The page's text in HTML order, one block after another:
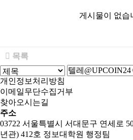
게시물이 없습
목록
개인정보처리방침
이메일무단수집거부
찾아오시는길
주소
03722 서울특별시 서대문구 연세로
년관) 412호 정보대학원 행정팀